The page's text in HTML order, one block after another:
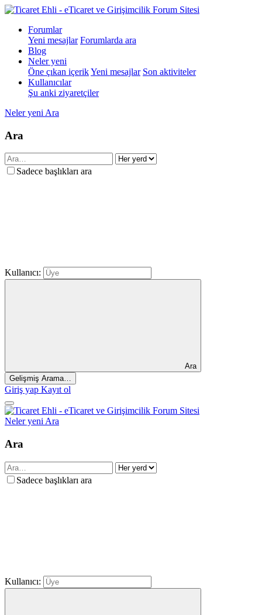
Forumlar
Yeni mesajlar Forumlarda ara
Blog
Neler yeni
Öne çıkan içerikYeni mesajlar Son aktiviteler
Kullanıcılar
Şu anki ziyaretçiler
Neler yeni Ara
Ara
Sadece başlıkları ara
Kullanıcı:
Ara
Gelişmiş Arama…
Giriş yap Kayıt ol
Neler yeniAra
Ara
Sadece başlıkları ara
Kullanıcı: